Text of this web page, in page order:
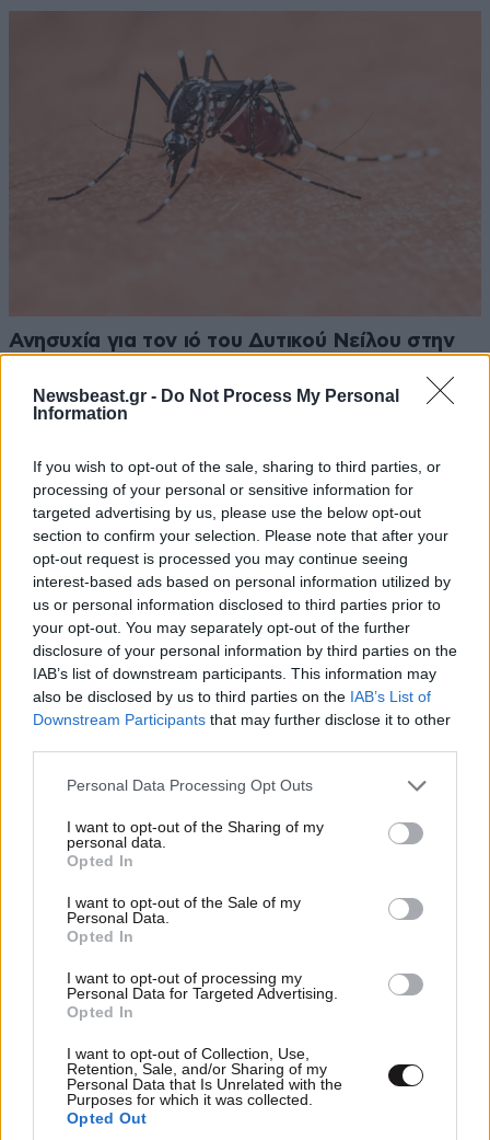
Newsbeast.gr - Do Not Process My Personal
Information
If you wish to opt-out of the sale, sharing to third parties, or
processing of your personal or sensitive information for
targeted advertising by us, please use the below opt-out
section to confirm your selection. Please note that after your
opt-out request is processed you may continue seeing
interest-based ads based on personal information utilized by
us or personal information disclosed to third parties prior to
your opt-out. You may separately opt-out of the further
disclosure of your personal information by third parties on the
IAB’s list of downstream participants. This information may
also be disclosed by us to third parties on the IAB’s List of
Downstream Participants that may further disclose it to other
Please note that this website/app uses one or more Google
not limited to your visit or usage behaviour. You may click to
grant or deny consent to Google and its third-party tags to
use your data for below specified purposes in below Google
consent section.
Personal Data Processing Opt Outs
I want to opt-out of the Sharing of my
personal data.
Opted In
I want to opt-out of the Sale of my
Personal Data.
Opted In
I want to opt-out of processing my
Personal Data for Targeted Advertising.
Opted In
I want to opt-out of Collection, Use,
Retention, Sale, and/or Sharing of my
Personal Data that Is Unrelated with the
Purposes for which it was collected.
Opted Out
Ανησυχία για τον ιό του Δυτικού Νείλου στην
και ατομική προστασία
Η σιωπηλή κατάρρευση των γυναικών – Τι